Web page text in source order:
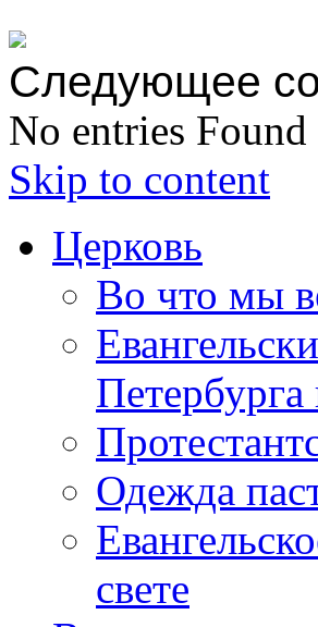
Следующее
No entries Found
Skip to content
Церковь
Во что мы
Одежда
свете